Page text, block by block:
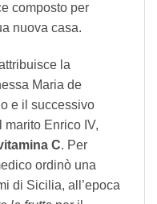
composto per
nuova casa.
la
Maria de
e il successivo
marito Enrico IV,
C. Per
ordinò una
di Sicilia, all’epoca